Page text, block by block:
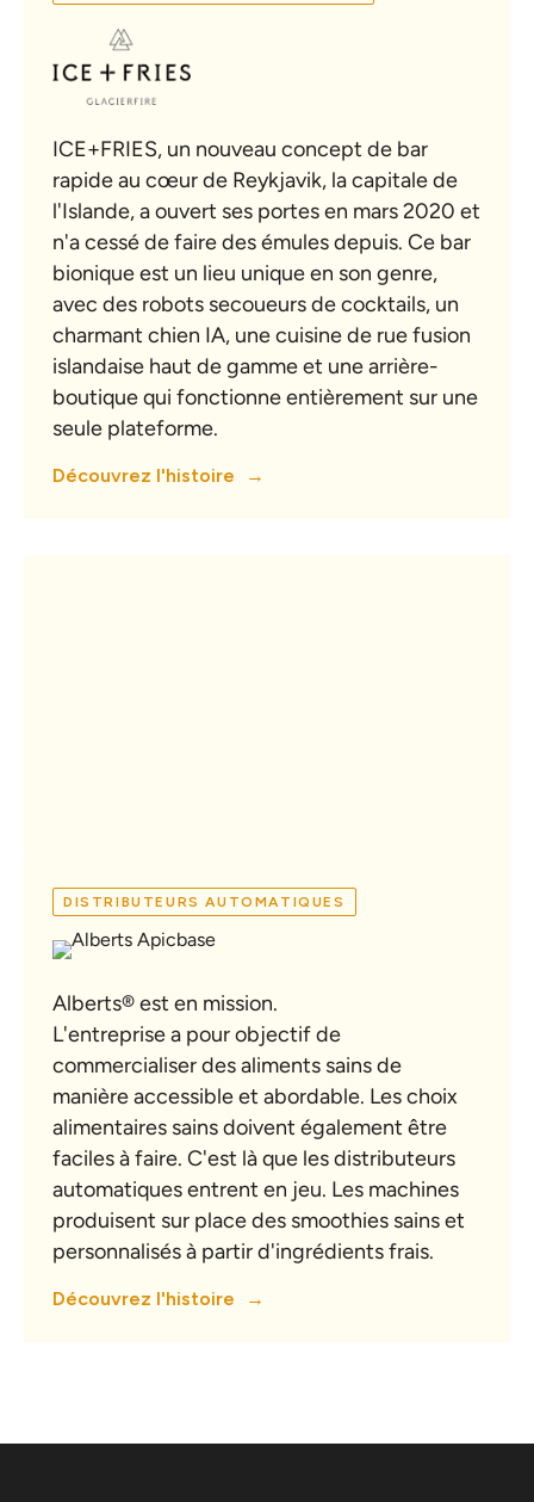
ICE+FRIES, un nouveau concept de bar
rapide au cœur de Reykjavik, la capitale de
l'Islande, a ouvert ses portes en mars 2020 et
n'a cessé de faire des émules depuis. Ce bar
bionique est un lieu unique en son genre,
avec des robots secoueurs de cocktails, un
charmant chien IA, une cuisine de rue fusion
islandaise haut de gamme et une arrière-
boutique qui fonctionne entièrement sur une
seule plateforme.
Découvrez l'histoire
DISTRIBUTEURS AUTOMATIQUES
Alberts® est en mission.
L'entreprise a pour objectif de
commercialiser des aliments sains de
manière accessible et abordable. Les choix
alimentaires sains doivent également être
faciles à faire. C'est là que les distributeurs
automatiques entrent en jeu. Les machines
produisent sur place des smoothies sains et
personnalisés à partir d'ingrédients frais.
Découvrez l'histoire